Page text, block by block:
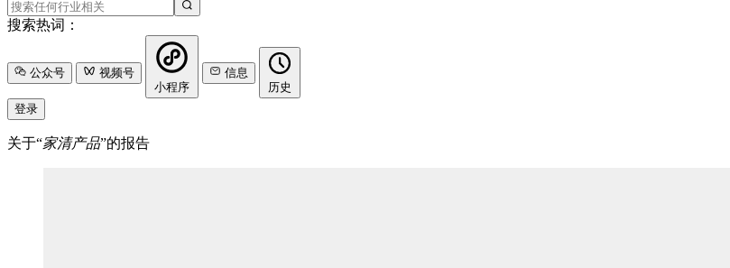
搜索热词：
公众号
视频号
小程序
信息
历史
登录
关于“家清产品”的报告